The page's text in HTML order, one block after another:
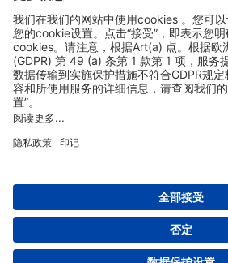
实用链接
购物&线上预定
关于我们
设置
版权 2004- 2026 Fraport AG - Frankfurt Airport